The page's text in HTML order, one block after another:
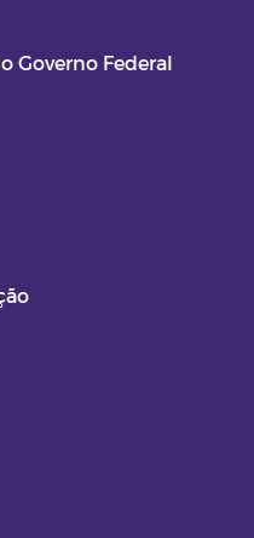
Governo Federal